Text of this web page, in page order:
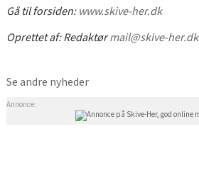
Gå til forsiden:www.skive-her.dk
Oprettet af:Redaktørmail@skive-her.dk
Se andre nyheder
Annonce: